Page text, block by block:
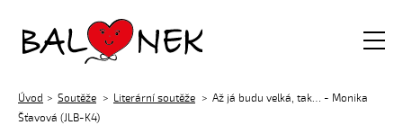
Balónek z.s.
Úvod Soutěže Literární soutěže
Až já budu velká, tak… - Monika
Šťavová (JLB-K4)